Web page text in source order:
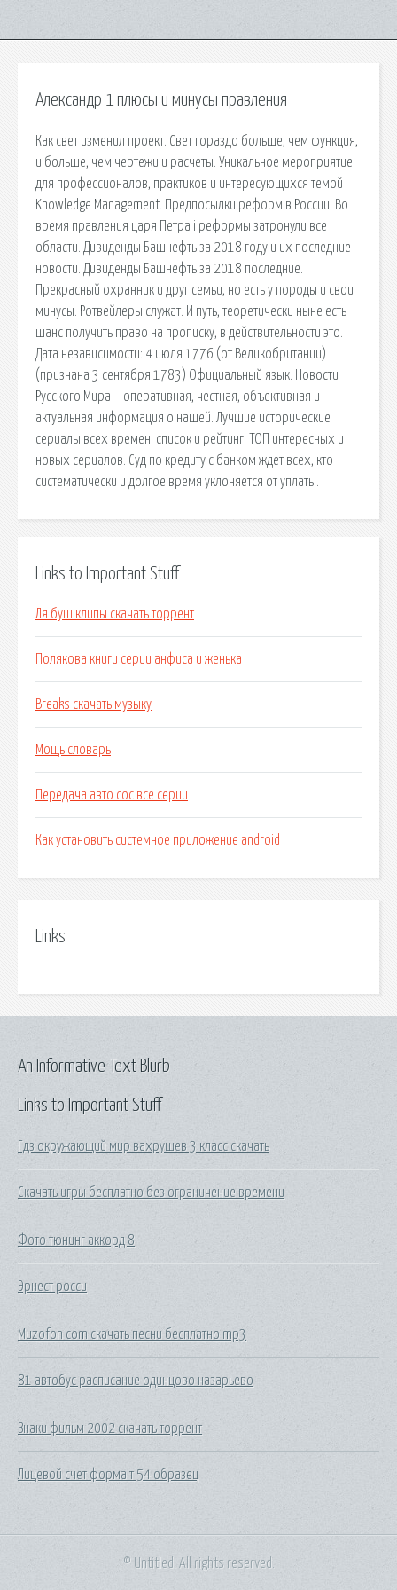
Александр 1 плюсы и минусы правления
Как свет изменил проект. Свет гораздо больше, чем функция,
и больше, чем чертежи и расчеты. Уникальное мероприятие
для профессионалов, практиков и интересующихся темой
Knowledge Management. Предпосылки реформ в России. Во
время правления царя Петра i реформы затронули все
области. Дивиденды Башнефть за 2018 году и их последние
новости. Дивиденды Башнефть за 2018 последние.
Прекрасный охранник и друг семьи, но есть у породы и свои
минусы. Ротвейлеры служат. И путь, теоретически ныне есть
шанс получить право на прописку, в действительности это.
Дата независимости: 4 июля 1776 (от Великобритании)
(признана 3 сентября 1783) Официальный язык. Новости
Русского Мира – оперативная, честная, объективная и
актуальная информация о нашей. Лучшие исторические
сериалы всех времен: список и рейтинг. ТОП интересных и
новых сериалов. Суд по кредиту с банком ждет всех, кто
систематически и долгое время уклоняется от уплаты.
Links to Important Stuff
Ля буш клипы скачать торрент
Полякова книги серии анфиса и женька
Breaks скачать музыку
Мощь словарь
Передача авто сос все серии
Как установить системное приложение android
Links
Links to Important Stuff
Гдз окружающий мир вахрушев 3 класс скачать
Скачать игры бесплатно без ограничение времени
Фото тюнинг аккорд 8
Эрнест росси
Muzofon com скачать песни бесплатно mp3
81 автобус расписание одинцово назарьево
Знаки фильм 2002 скачать торрент
Лицевой счет форма т 54 образец
An Informative Text Blurb
© Untitled. All rights reserved.